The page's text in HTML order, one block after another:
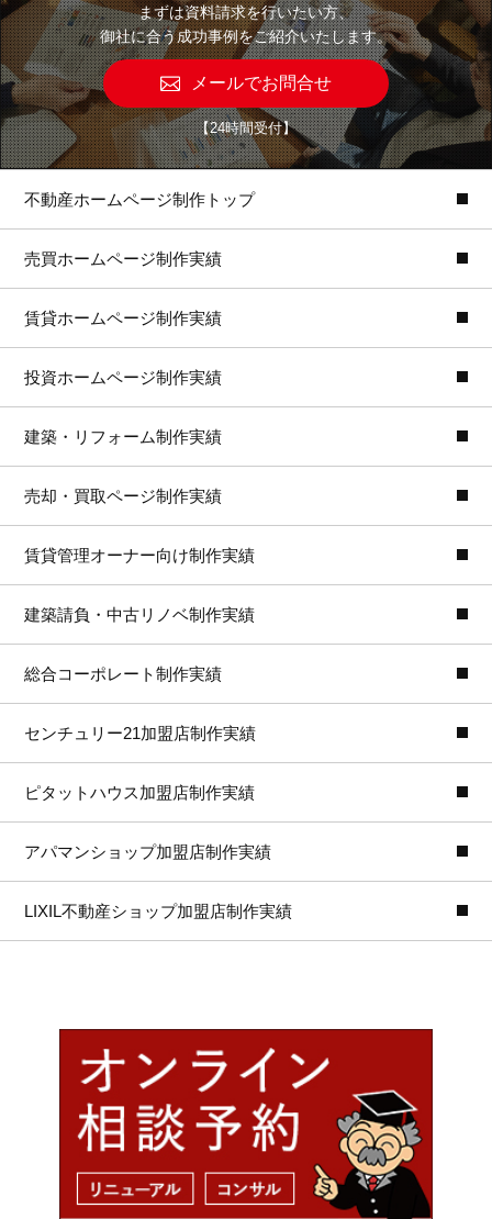
まずは資料請求を行いたい方、
御社に合う成功事例をご紹介いたします。
メールでお問合せ
【24時間受付】
不動産ホームページ制作トップ
売買ホームページ制作実績
賃貸ホームページ制作実績
投資ホームページ制作実績
建築・リフォーム制作実績
売却・買取ページ制作実績
賃貸管理オーナー向け制作実績
建築請負・中古リノベ制作実績
総合コーポレート制作実績
センチュリー21加盟店制作実績
ピタットハウス加盟店制作実績
アパマンショップ加盟店制作実績
LIXIL不動産ショップ加盟店制作実績